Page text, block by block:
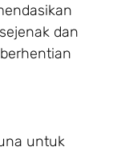
dan
untuk